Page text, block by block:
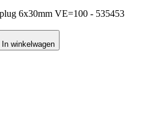
6x30mm VE=100 - 535453
In winkelwagen